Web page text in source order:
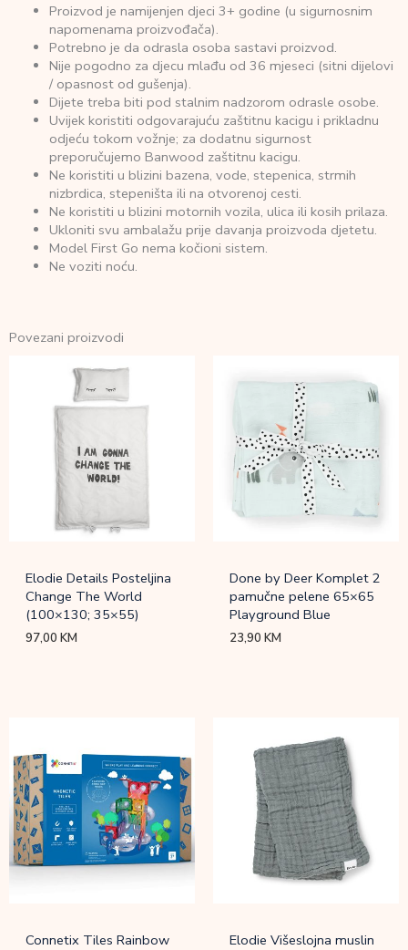
Proizvod je namijenjen djeci 3+ godine (u sigurnosnim
napomenama proizvođača).
Potrebno je da odrasla osoba sastavi proizvod.
Nije pogodno za djecu mlađu od 36 mjeseci (sitni dijelovi
/ opasnost od gušenja).
Dijete treba biti pod stalnim nadzorom odrasle osobe.
Uvijek koristiti odgovarajuću zaštitnu kacigu i prikladnu
odjeću tokom vožnje; za dodatnu sigurnost
preporučujemo Banwood zaštitnu kacigu.
Ne koristiti u blizini bazena, vode, stepenica, strmih
nizbrdica, stepeništa ili na otvorenoj cesti.
Ne koristiti u blizini motornih vozila, ulica ili kosih prilaza.
Ukloniti svu ambalažu prije davanja proizvoda djetetu.
Model First Go nema kočioni sistem.
Ne voziti noću.
Povezani proizvodi
Elodie Details Posteljina
Change The World
(100×130; 35×55)
97,00KM
Done by Deer Komplet 2
pamučne pelene 65×65
Playground Blue
23,90KM
Connetix Tiles Rainbow
Elodie Višeslojna muslin